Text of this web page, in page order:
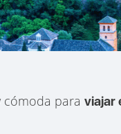
cómoda paraviajar